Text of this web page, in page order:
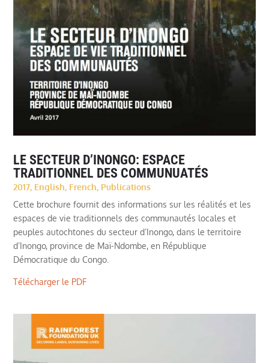
LE SECTEUR D’INONGO: ESPACE
TRADITIONNEL DES COMMUNUATÉS
2017, English, French, Publications
Cette brochure fournit des informations sur les réalités et les
espaces de vie traditionnels des communautés locales et
peuples autochtones du secteur d’Inongo, dans le territoire
d’Inongo, province de Maï-Ndombe, en République
Démocratique du Congo.
Télécharger le PDF